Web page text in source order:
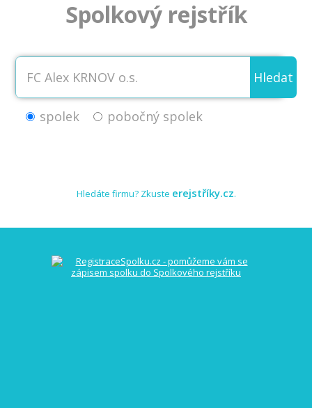
Spolkový rejstřík
Hledat
spolek pobočný spolek
Hledáte firmu? Zkuste erejstříky.cz.